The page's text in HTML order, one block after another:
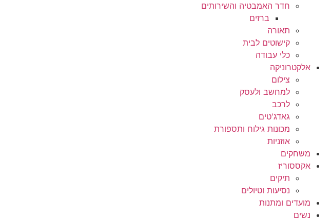
חדר האמבטיה והשירותים
ברזים
תאורה
קישוטים לבית
כלי עבודה
אלקטרוניקה
צילום
למחשב ולעסק
לרכב
גאדג'טים
מכונות גילוח ותספורת
אוזניות
משחקים
אקססוריז
תיקים
נסיעות וטיולים
מועדים ומתנות
נשים